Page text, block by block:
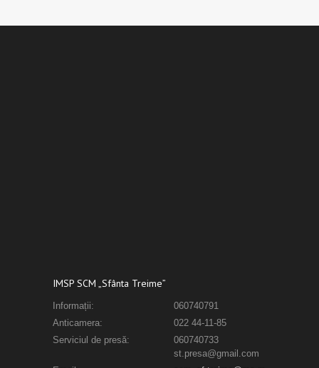
IMSP SCM „Sfânta Treime”
Informații:
060740791
Anticamera:
022 44-11-85
Serviciul de presă:
060740733
st.presa@gmail.com